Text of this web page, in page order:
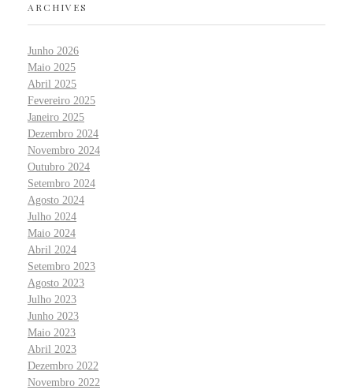
ARCHIVES
Junho 2026
Maio 2025
Abril 2025
Fevereiro 2025
Janeiro 2025
Dezembro 2024
Novembro 2024
Outubro 2024
Setembro 2024
Agosto 2024
Julho 2024
Maio 2024
Abril 2024
Setembro 2023
Agosto 2023
Julho 2023
Junho 2023
Maio 2023
Abril 2023
Dezembro 2022
Novembro 2022